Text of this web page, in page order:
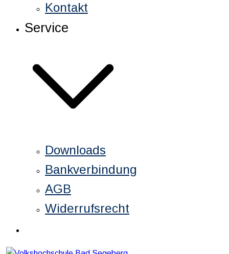
Kontakt
Service
Downloads
Bankverbindung
AGB
Widerrufsrecht